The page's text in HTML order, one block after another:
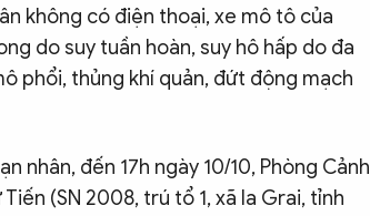
không có điện thoại, xe mô tô của
do suy tuần hoàn, suy hô hấp do đa
phổi, thủng khí quản, đứt động mạch
nhân, đến 17h ngày 10/10, Phòng Cảnh
(SN 2008, trú tổ 1, xã Ia Grai, tỉnh